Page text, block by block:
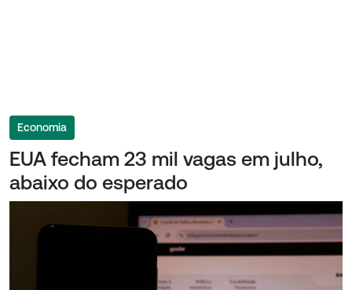
Economia
EUA fecham 23 mil vagas em julho,
abaixo do esperado